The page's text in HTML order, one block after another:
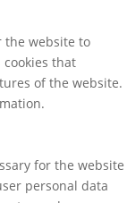
the website to
that
of the website.
for the website
personal data